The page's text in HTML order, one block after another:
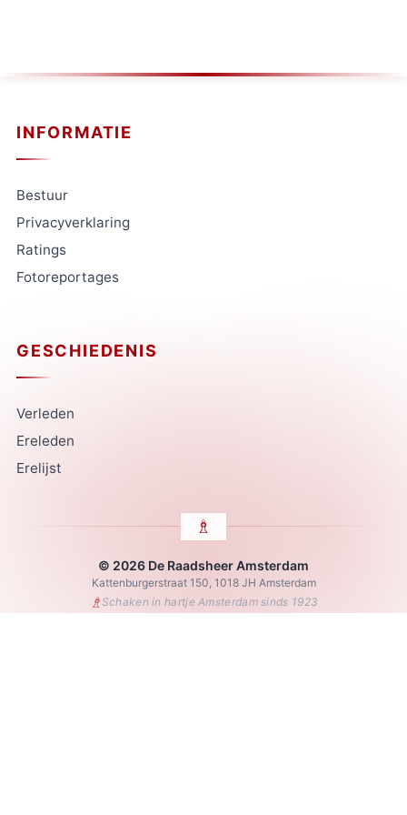
INFORMATIE
Bestuur
Privacyverklaring
Ratings
Fotoreportages
GESCHIEDENIS
Verleden
Ereleden
Erelijst
© 2026 De Raadsheer Amsterdam
Kattenburgerstraat 150, 1018 JH Amsterdam
♗Schaken in hartje Amsterdam sinds 1923